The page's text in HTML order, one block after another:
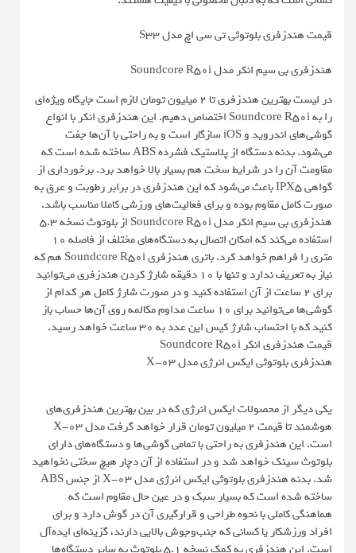
قیمت هندزفری بلوتوثی تی سی اچ مدل S33
هندزفری بی سیم انکر مدل Soundcore R50i
در لیست بهترین هندزفری تا 2 میلیون تومان لازم است جایگاه ویژه‌ای
را به Soundcore R50i اختصاص دهیم. این هندزفری انکر با انواع
گوشی‌های اندروید و iOS سازگار است و به راحتی با آن‌ها جفت
می‌شود. بدنه دستگاه از پلاستیک فشرده ABS ساخته شده است که
مقاومت آن را در شرایط سخت هم بسیار بالا خواهد برد. برخورداری از
گواهی IPX5 باعث می‌شود که این هندزفری در برابر رطوبت و عرق به
صورت کامل مقاوم بوده و برای فعالیت‌های ورزشی کاملا مناسب باشد.
هندزفری بی سیم انکر مدل Soundcore R50i از بلوتوث نسخه 5.3
استفاده می‌کند که امکان اتصال به دستگاه‌های مختلف از فاصله 10
متری را فراهم خواهد کرد. باتری هندزفری Soundcore R50i هم که
نیاز به تعریف ندارد و تنها با 10 دقیقه شارژ کردن هندزفری می‌توانید
برای 2 ساعت از آن استفاده کنید و در صورت شارژ کامل هر کدام از
گوشی‌ها می‌توانید برای 10 ساعت مداوم مکالمه روی آن‌ها حساب باز
کنید که با احتساب شارژ کیس این عدد به 30 ساعت خواهد رسید.
قیمت هندزفری انکر Soundcore R50i
هندزفری بلوتوثی ایکس انرژی مدل X-03
یکی دیگر از محصولات ایکس انرژی که در بین بهترین هندزفری‌های
هوشمند تا قیمت 2 میلیون تومان قرار خواهد گرفت مدل X-03
است. این هندزفری به راحتی با تمامی گوشی‌ها و دستگاه‌های دارای
بلوتوث سینک خواهد شد و در استفاده از آن دچار هیچ سختی نخواهید
شد. بدنه هندزفری بلوتوثی ایکس انرژی مدل X-03 از جنس ABS
ساخته شده است که بسیار سبک و در عین حال مقاوم است که
هماهنگی کاملی با نحوه طراحی و قرارگیری آن در گوش دارد و برای
افراد ورزشکار یا کسانی که جنب‌و‌جوش بالایی دارند، گزینه‌ای ایده‌آل